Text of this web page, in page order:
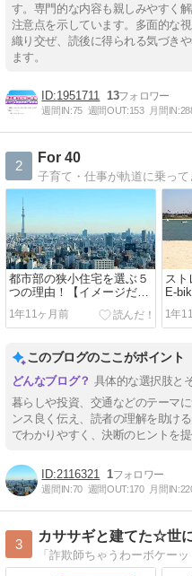
す。専門的な内容も親しみやすく
注意点を示しています。多面的な
織り交ぜ、読後に得られる気づき
ます。
1951711 13
週間IN:75 週間OUT:153 月間IN:
2
For 40
子育て・仕事が軌道に乗っ
都市部の狭小住宅を選ぶ５
つの理由！【イメージだけ
で郊外を選ぶ？】
1年11ヶ月前
スト
E-
る
1年
このブログのここがポイント
具体的な選択肢と
暮らしや投資、交通などのテーマ
ンス良く伝え、読者の理解を助け
でわかりやすく、決断のヒントを提
2116321 1
週間IN:70 週間OUT:170 月間IN:
3
カササギと建てた☆世